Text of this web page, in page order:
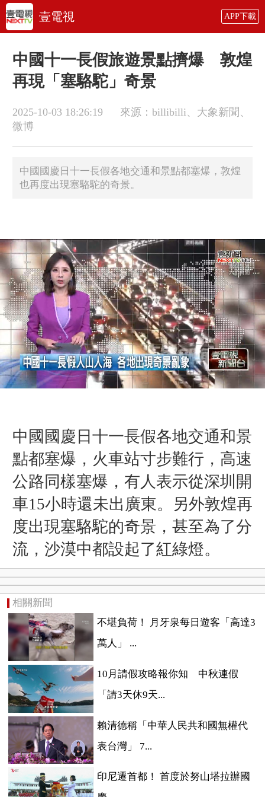
壹電視 APP下載
中國十一長假旅遊景點擠爆 敦煌
再現「塞駱駝」奇景
2025-10-03 18:26:19
來源：billibilli、大象新聞、
微博
中國國慶日十一長假各地交通和景點都塞爆，敦煌
也再度出現塞駱駝的奇景。
中國國慶日十一長假各地交通和景
點都塞爆，火車站寸步難行， 高速
公路同樣塞爆，有人表示從深圳開
車15小時還未出廣東。另外敦煌再
度出現塞駱駝的奇景， 甚至為了分
流，沙漠中都設起了紅綠燈。
相關新聞
不堪負荷！ 月牙泉每日遊客「高達3
萬人」 ...
10月請假攻略報你知 中秋連假
「請3天休9天...
賴清德稱「中華人民共和國無權代
表台灣」 7...
印尼遷首都！ 首度於努山塔拉辦國